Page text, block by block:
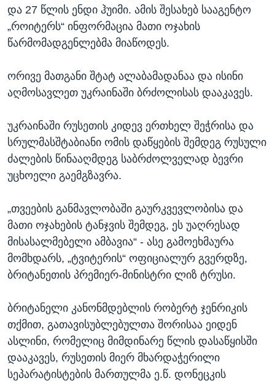
და 27 წლის ენდი ჰუიმი. ამის შესახებ სააგენტო
„როიტერს“ ინფორმაცია მათი ოჯახის
წარმომადგენლებმა მიაწოდეს.
ორივე მათგანი შტატ ალაბამადანაა და ისინი
აღმოსავლეთ უკრაინაში ბრძოლისას დააკავეს.
უკრაინაში რუსეთის კიდევ ერთხელ შეჭრისა და
სრულმასშტაბიანი ომის დაწყების შემდეგ რუსული
ძალების წინააღმდეგ საბრძოლველად ბევრი
უცხოელი გაემგზავრა.
„თვეების განმავლობაში გაურკვევლობისა და
მათი ოჯახების ტანჯვის შემდეგ, ეს უაღრესად
მისასალმებელი ამბავია“ - ასე გამოეხმაურა
მომხდარს, „ტვიტერის“ ოფიციალურ გვერდზე,
ბრიტანეთის პრემიერ-მინისტრი ლიზ ტრუსი.
ბრიტანელი კანონმდებლის რობერტ ჯენრიკის
თქმით, გათავისუბლებულთა შორისაა ეიდენ
ასლინი, რომელიც მიმდინარე წლის დასაწყისში
დააკავეს, რუსეთის მიერ მხარდაჭერილი
სეპარატისტების მართულმა ე.წ. დონეცკის